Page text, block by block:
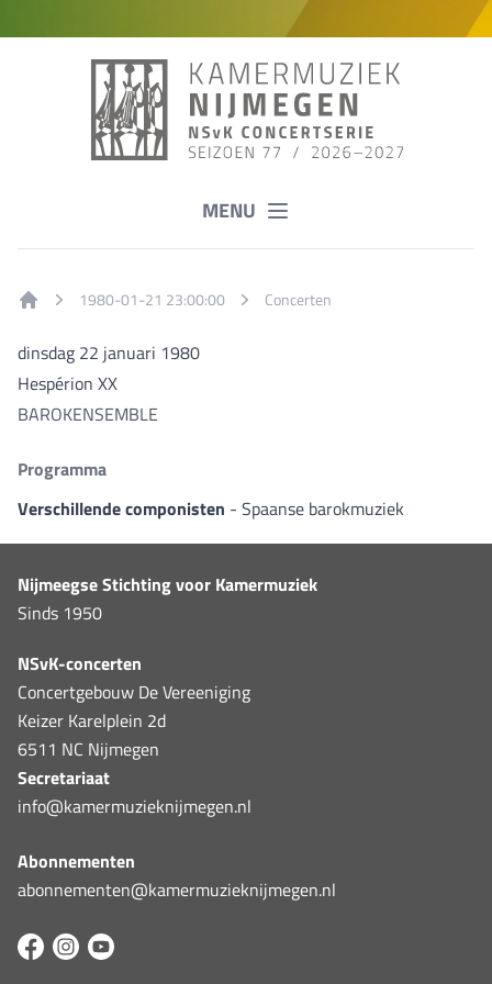
MENU
1980-01-21 23:00:00 Concerten
dinsdag 22 januari 1980
Hespérion XX
BAROKENSEMBLE
Programma
Verschillende componisten - Spaanse barokmuziek
Nijmeegse Stichting voor Kamermuziek
Sinds 1950
NSvK-concerten
Concertgebouw De Vereeniging
Keizer Karelplein 2d
6511 NC Nijmegen
Secretariaat
info@kamermuzieknijmegen.nl
Abonnementen
abonnementen@kamermuzieknijmegen.nl